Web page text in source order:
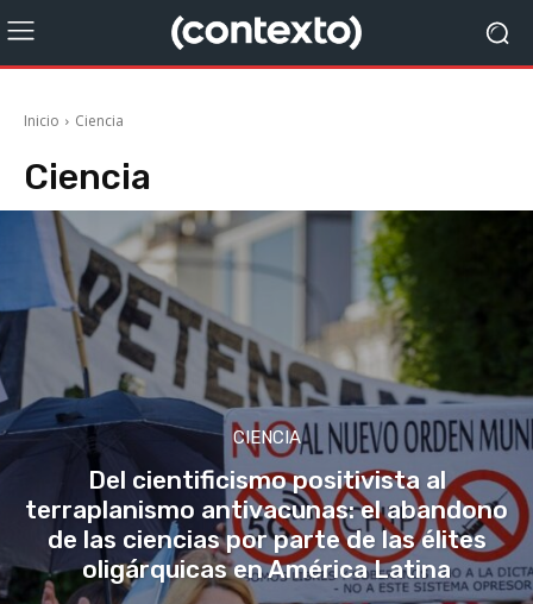
Inicio Ciencia
Ciencia
CIENCIA
Del cientificismo positivista al
terraplanismo antivacunas: el abandono
de las ciencias por parte de las élites
oligárquicas en América Latina